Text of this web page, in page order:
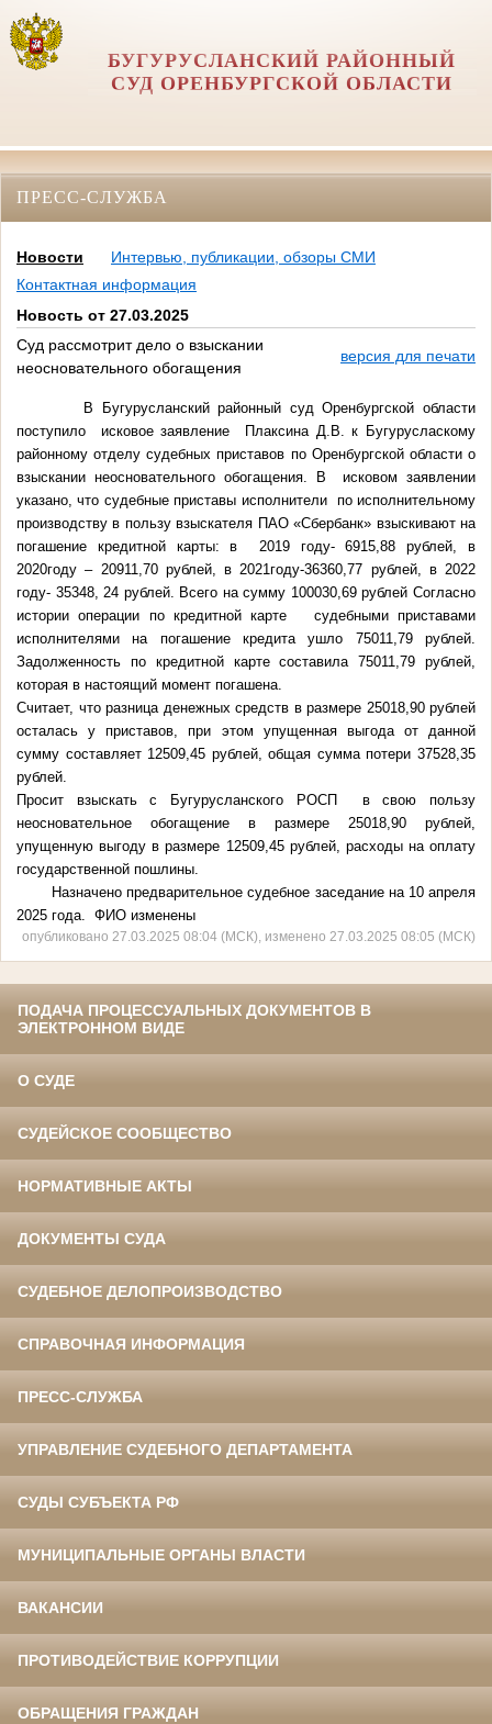
БУГУРУСЛАНСКИЙ РАЙОННЫЙ
СУД ОРЕНБУРГСКОЙ ОБЛАСТИ
ПРЕСС-СЛУЖБА
Новости
Интервью, публикации, обзоры СМИ
Контактная информация
Новость от 27.03.2025
Суд рассмотрит дело о взыскании
неосновательного обогащения
версия для печати
В Бугурусланский районный суд Оренбургской области
поступило исковое заявление Плаксина Д.В. к Бугурусласкому
районному отделу судебных приставов по Оренбургской области о
взыскании неосновательного обогащения. В исковом заявлении
указано, что судебные приставы исполнители по исполнительному
производству в пользу взыскателя ПАО «Сбербанк» взыскивают на
погашение кредитной карты: в 2019 году- 6915,88 рублей, в
2020году – 20911,70 рублей, в 2021году-36360,77 рублей, в 2022
году- 35348, 24 рублей. Всего на сумму 100030,69 рублей Согласно
истории операции по кредитной карте судебными приставами
исполнителями на погашение кредита ушло 75011,79 рублей.
Задолженность по кредитной карте составила 75011,79 рублей,
которая в настоящий момент погашена.
Считает, что разница денежных средств в размере 25018,90 рублей
осталась у приставов, при этом упущенная выгода от данной
сумму составляет 12509,45 рублей, общая сумма потери 37528,35
рублей.
Просит взыскать с Бугурусланского РОСП в свою пользу
неосновательное обогащение в размере 25018,90 рублей,
упущенную выгоду в размере 12509,45 рублей, расходы на оплату
государственной пошлины.
Назначено предварительное судебное заседание на 10 апреля
2025 года. ФИО изменены
опубликовано 27.03.2025 08:04 (МСК), изменено 27.03.2025 08:05 (МСК)
ПОДАЧА ПРОЦЕССУАЛЬНЫХ ДОКУМЕНТОВ В
ЭЛЕКТРОННОМ ВИДЕ
О СУДЕ
СУДЕЙСКОЕ СООБЩЕСТВО
НОРМАТИВНЫЕ АКТЫ
ДОКУМЕНТЫ СУДА
СУДЕБНОЕ ДЕЛОПРОИЗВОДСТВО
СПРАВОЧНАЯ ИНФОРМАЦИЯ
ПРЕСС-СЛУЖБА
УПРАВЛЕНИЕ СУДЕБНОГО ДЕПАРТАМЕНТА
СУДЫ СУБЪЕКТА РФ
МУНИЦИПАЛЬНЫЕ ОРГАНЫ ВЛАСТИ
ВАКАНСИИ
ПРОТИВОДЕЙСТВИЕ КОРРУПЦИИ
ОБРАЩЕНИЯ ГРАЖДАН